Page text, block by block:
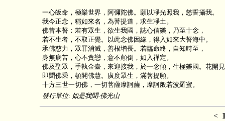
一心皈命，極樂世界，阿彌陀佛。願以凈光照我，慈誓攝我。
我今正念，稱如來名，為菩提道，求生凈土。
佛昔本誓：若有眾生，欲生我國，誌心信樂，乃至十念，
若不生者，不取正覺。以此念佛因緣，得入如來大誓海中。
承佛慈力，眾罪消滅，善根增長。若臨命終，自知時至，
身無病苦，心不貪戀，意不顛倒，如入禪定。
佛及聖眾，手執金臺，來迎接我，於一念傾，生極樂國。花開
即聞佛乘，頓開佛慧。廣度眾生，滿菩提願。
十方三世一切佛，一切菩薩摩訶薩，摩訶般若波羅蜜。
發行單位: 如是我聞-佛光山
<